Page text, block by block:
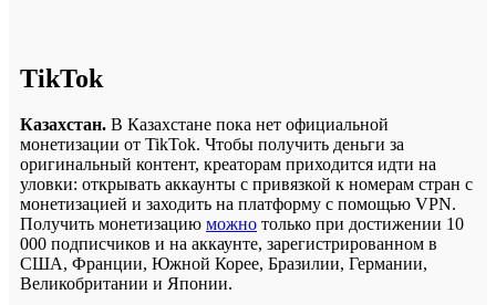
TikTok
Казахстан. В Казахстане пока нет официальной
монетизации от TikTok. Чтобы получить деньги за
оригинальный контент, креаторам приходится идти на
уловки: открывать аккаунты с привязкой к номерам стран с
монетизацией и заходить на платформу с помощью VPN.
Получить монетизацию можно только при достижении 10
000 подписчиков и на аккаунте, зарегистрированном в
США, Франции, Южной Корее, Бразилии, Германии,
Великобритании и Японии.